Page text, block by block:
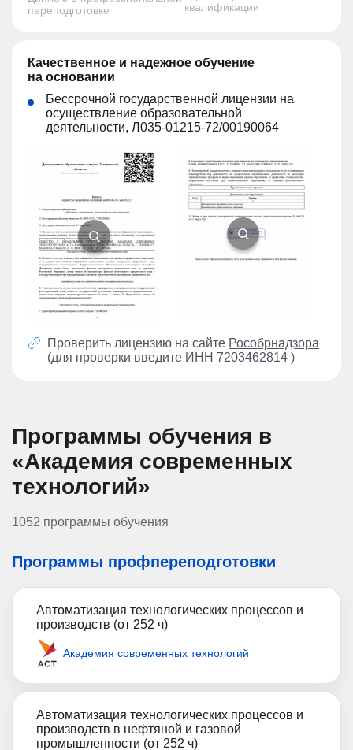
переподготовке
квалификации
Качественное и надежное обучение
на основании
Бессрочной государственной лицензии на
осуществление образовательной
деятельности, Л035-01215-72/00190064
Проверить лицензию на сайте Рособрнадзора
(для проверки введите ИНН 7203462814 )
Программы обучения в
«Академия современных
технологий»
1052 программы обучения
Программы профпереподготовки
Автоматизация технологических процессов и
производств (от 252 ч)
Академия современных технологий
Автоматизация технологических процессов и
производств в нефтяной и газовой
промышленности (от 252 ч)